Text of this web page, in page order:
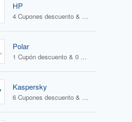
HP
4 Cupones descuento & 1 Oferta
Polar
1 Cupón descuento & 0 Ofertas
Kaspersky
6 Cupones descuento & 1 Oferta